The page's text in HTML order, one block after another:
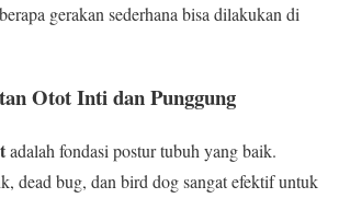
gerakan sederhana bisa dilakukan di
Otot Inti dan Punggung
adalah fondasi postur tubuh yang baik.
dead bug, dan bird dog sangat efektif untuk